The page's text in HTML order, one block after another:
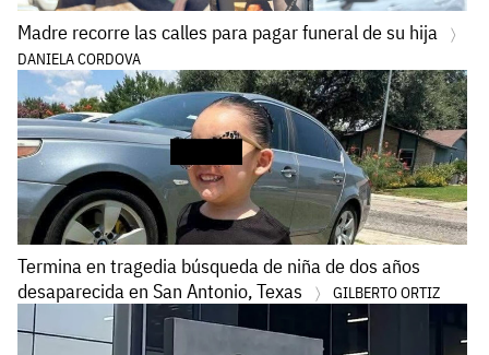
Madre recorre las calles para pagar funeral de su hija
DANIELA CORDOVA
Termina en tragedia búsqueda de niña de dos años
desaparecida en San Antonio, Texas
GILBERTO ORTIZ